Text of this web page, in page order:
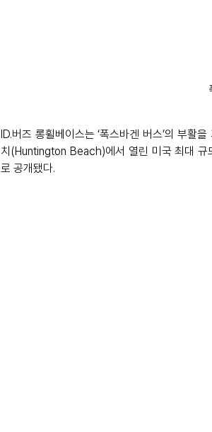
ID.버즈 롱휠베이스는 ‘폭스바겐 버스’의 부활
치(Huntington Beach)에서 열린 미국 최대 규
로 공개됐다.